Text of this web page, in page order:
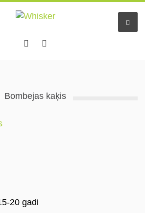
Bombejas kaķis
20 gadi